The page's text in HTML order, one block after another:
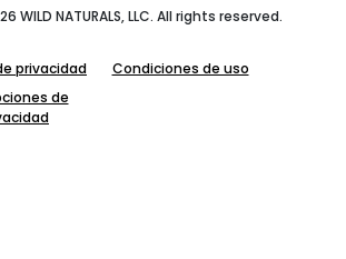
WILD NATURALS, LLC. All rights reserved.
privacidad
Condiciones de uso
de